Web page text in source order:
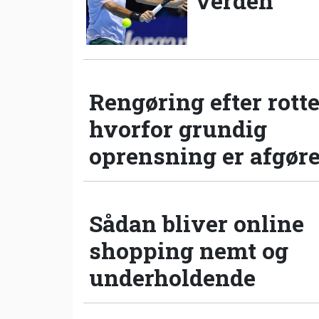
Rengøring efter
hvorfor grundig
oprensning er
Sådan bliver online
shopping nemt og
underholdende